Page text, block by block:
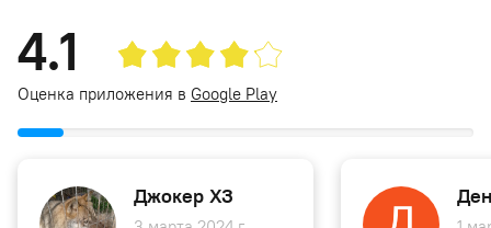
4.1
Оценка приложения в Google Play
Джокер ХЗ